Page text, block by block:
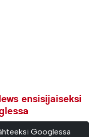
ensisijaiseksi
Googlessa